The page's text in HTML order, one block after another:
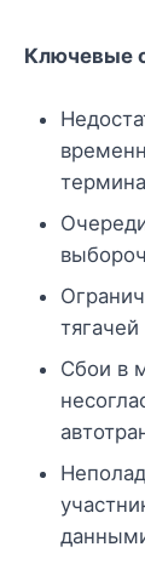
Ключевые
Сбои в